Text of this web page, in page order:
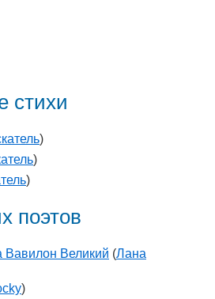
стихи
)
)
)
поэтов
Вавилон Великий (Лана
)